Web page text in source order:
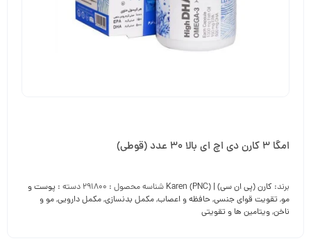
امگا 3 کارن دی اچ ای بالا 30 عدد (قوطی)
برند: کارن (پی ان سی) | Karen (PNC) شناسه محصول : 291800 دسته : پوست و
مو, تقویت قوای جنسی,حافظه و اعصاب,مکمل بدنسازی,مکمل دارویی,مو و
ناخن,ویتامین ها و تقویتی